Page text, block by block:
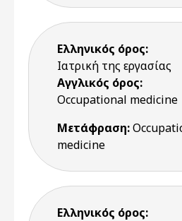
Ελληνικός όρος:
Ιατρική της εργασίας
Αγγλικός όρος:
Occupational medicine
Μετάφραση:
medicine
Ελληνικός όρος: